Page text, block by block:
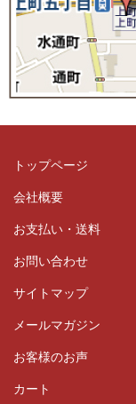
トップページ
会社概要
お支払い・送料
お問い合わせ
サイトマップ
メールマガジン
お客様のお声
カート